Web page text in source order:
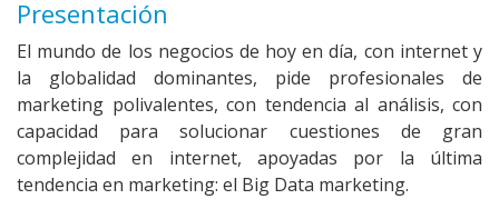
Presentación
El mundo de los negocios de hoy en día, con internet y
la globalidad dominantes, pide profesionales de
marketing polivalentes, con tendencia al análisis, con
capacidad para solucionar cuestiones de gran
complejidad en internet, apoyadas por la última
tendencia en marketing: el Big Data marketing.